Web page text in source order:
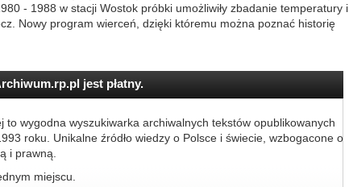
- 1988 w stacji Wostok próbki umożliwiły zbadanie temperatury i
Nowy program wierceń, dzięki któremu można poznać historię
jest płatny.
to wygodna wyszukiwarka archiwalnych tekstów opublikowanych
roku. Unikalne źródło wiedzy o Polsce i świecie, wzbogacone o
i prawną.
miejscu.